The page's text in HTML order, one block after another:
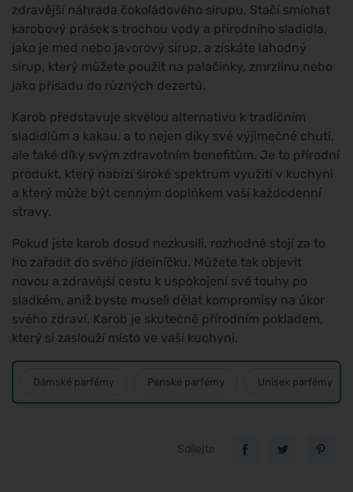
zdravější náhrada čokoládového sirupu. Stačí smíchat
karobový prášek s trochou vody a přírodního sladidla,
jako je med nebo javorový sirup, a získáte lahodný
sirup, který můžete použít na palačinky, zmrzlinu nebo
jako přísadu do různých dezertů.
Karob představuje skvělou alternativu k tradičním
sladidlům a kakau, a to nejen díky své výjimečné chuti,
ale také díky svým zdravotním benefitům. Je to přírodní
produkt, který nabízí široké spektrum využití v kuchyni
a který může být cenným doplňkem vaší každodenní
stravy.
Pokud jste karob dosud nezkusili, rozhodně stojí za to
ho zařadit do svého jídelníčku. Můžete tak objevit
novou a zdravější cestu k uspokojení své touhy po
sladkém, aniž byste museli dělat kompromisy na úkor
svého zdraví. Karob je skutečně přírodním pokladem,
který si zaslouží místo ve vaší kuchyni.
Dámské parfémy Pánské parfémy Unisex parfémy
Sdílejte